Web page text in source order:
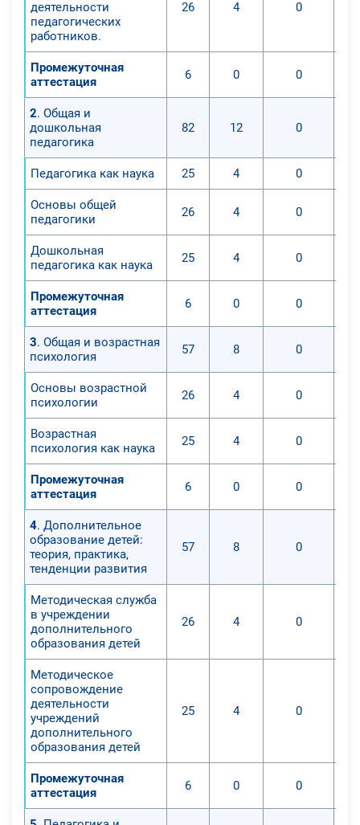
деятельности
педагогических
работников.
26 4 0
Промежуточная
аттестация
6 0 0
2. Общая и
дошкольная
педагогика
82 12 0
Педагогика как наука 25 4 0
Основы общей
педагогики
26 4 0
Дошкольная
педагогика как наука
25 4 0
Промежуточная
аттестация
6 0 0
3. Общая и возрастная
психология
57 8 0
Основы возрастной
психологии
26 4 0
Возрастная
психология как наука
25 4 0
Промежуточная
аттестация
6 0 0
4. Дополнительное
образование детей:
теория, практика,
тенденции развития
57 8 0
Методическая служба
в учреждении
дополнительного
образования детей
26 4 0
Методическое
сопровождение
деятельности
учреждений
дополнительного
образования детей
25 4 0
Промежуточная
аттестация
6 0 0